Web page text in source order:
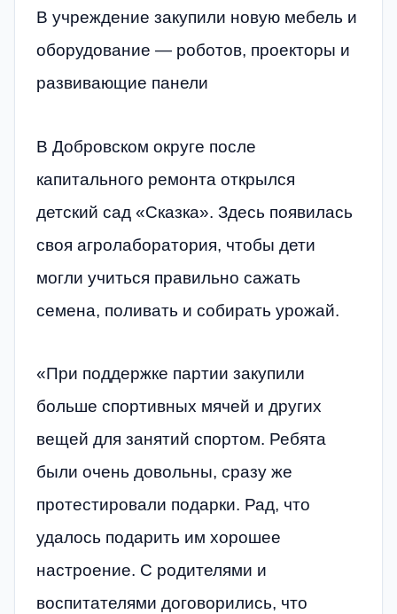
В учреждение закупили новую мебель и
оборудование — роботов, проекторы и
развивающие панели
В Добровском округе после
капитального ремонта открылся
детский сад «Сказка». Здесь появилась
своя агролаборатория, чтобы дети
могли учиться правильно сажать
семена, поливать и собирать урожай.
«При поддержке партии закупили
больше спортивных мячей и других
вещей для занятий спортом. Ребята
были очень довольны, сразу же
протестировали подарки. Рад, что
удалось подарить им хорошее
настроение. С родителями и
воспитателями договорились, что